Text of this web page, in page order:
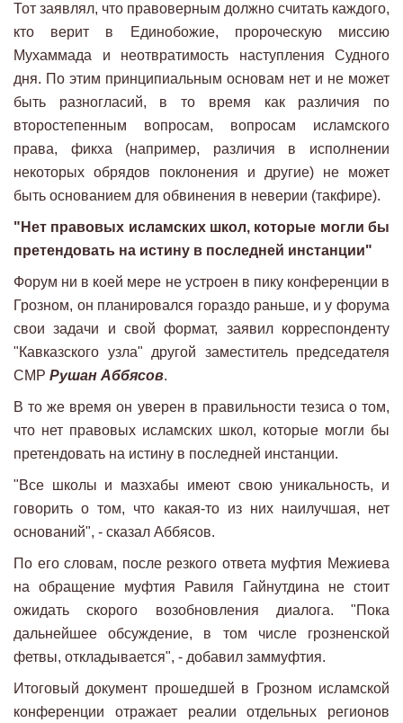
Тот заявлял, что правоверным должно считать каждого,
кто верит в Единобожие, пророческую миссию
Мухаммада и неотвратимость наступления Судного
дня. По этим принципиальным основам нет и не может
быть разногласий, в то время как различия по
второстепенным вопросам, вопросам исламского
права, фикха (например, различия в исполнении
некоторых обрядов поклонения и другие) не может
быть основанием для обвинения в неверии (такфире).
"Нет правовых исламских школ, которые могли бы
претендовать на истину в последней инстанции"
Форум ни в коей мере не устроен в пику конференции в
Грозном, он планировался гораздо раньше, и у форума
свои задачи и свой формат, заявил корреспонденту
"Кавказского узла" другой заместитель председателя
СМР Рушан Аббясов.
В то же время он уверен в правильности тезиса о том,
что нет правовых исламских школ, которые могли бы
претендовать на истину в последней инстанции.
"Все школы и мазхабы имеют свою уникальность, и
говорить о том, что какая-то из них наилучшая, нет
оснований", - сказал Аббясов.
По его словам, после резкого ответа муфтия Межиева
на обращение муфтия Равиля Гайнутдина не стоит
ожидать скорого возобновления диалога. "Пока
дальнейшее обсуждение, в том числе грозненской
фетвы, откладывается", - добавил заммуфтия.
Итоговый документ прошедшей в Грозном исламской
конференции отражает реалии отдельных регионов